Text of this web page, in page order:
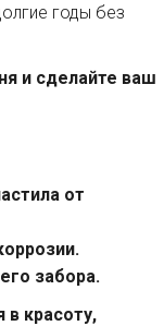
годы без
и сделайте ваш
от
забора.
в красоту,